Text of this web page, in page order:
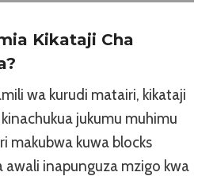
Kikataji Cha
wa kurudi matairi, kikataji
jukumu muhimu
makubwa kuwa blocks
awali inapunguza mzigo kwa